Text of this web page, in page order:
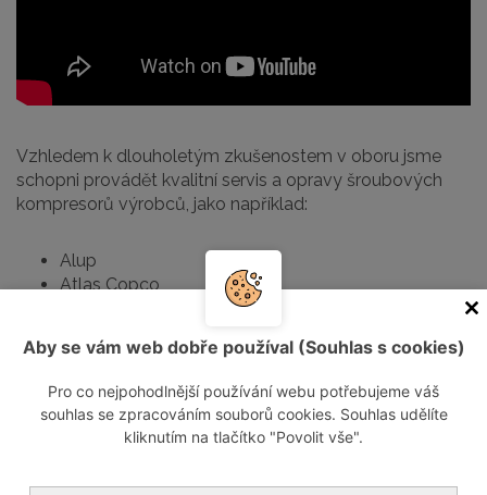
Vzhledem k dlouholetým zkušenostem v oboru jsme
schopni provádět kvalitní servis a opravy šroubových
kompresorů výrobců, jako například:
Alup
Atlas Copco
Champion
Ceccato
Aby se vám web dobře používal (Souhlas s cookies)
Pro co nejpohodlnější používání webu potřebujeme váš
souhlas se zpracováním souborů cookies. Souhlas udělíte
kliknutím na tlačítko "Povolit vše".